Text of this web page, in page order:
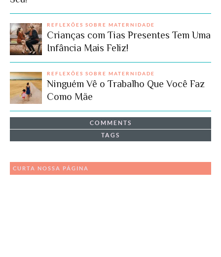
REFLEXÕES SOBRE MATERNIDADE
Crianças com Tias Presentes Tem Uma
Infância Mais Feliz!
REFLEXÕES SOBRE MATERNIDADE
Ninguém Vê o Trabalho Que Você Faz
Como Mãe
COMMENTS
TAGS
CURTA NOSSA PÁGINA